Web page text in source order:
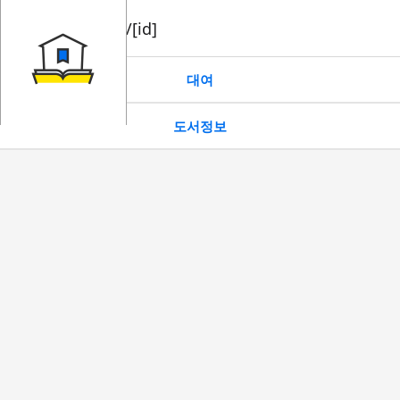
book/rent/[id]
대여
도서정보